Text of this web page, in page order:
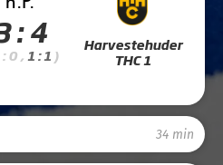
: 4
0 , 1 : 1)
Harvestehuder
THC 1
34 min